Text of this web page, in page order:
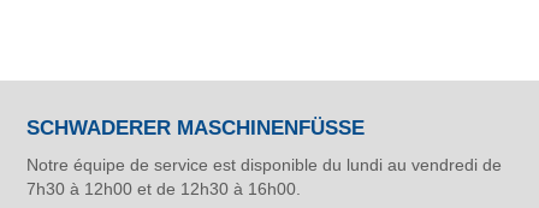
SCHWADERER MASCHINENFÜSSE
Notre équipe de service est disponible du lundi au vendredi de
7h30 à 12h00 et de 12h30 à 16h00.